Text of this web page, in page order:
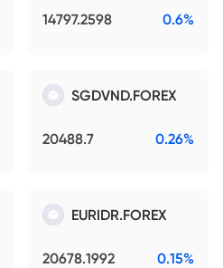
14797.2598 0.6%
SGDVND.FOREX
20488.7 0.26%
EURIDR.FOREX
20678.1992 0.15%